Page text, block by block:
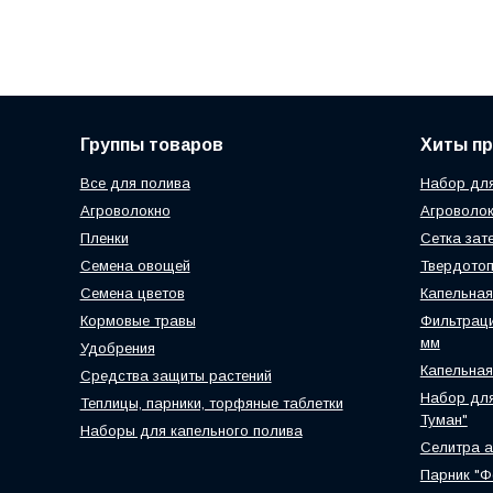
Группы товаров
Все для полива
Агроволокно
Пленки
Семена овощей
Семена цветов
Кормовые травы
Удобрения
Средства защиты растений
Теплицы, парники, торфяные таблетки
Наборы для капельного полива
Хиты
Набор
Сетка
мм
Набор
Туман"
Селитра
Парник